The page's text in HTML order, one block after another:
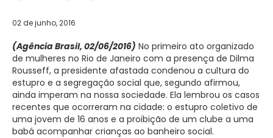
02 de junho, 2016
(Agência Brasil, 02/06/2016) No primeiro ato organizado
de mulheres no Rio de Janeiro com a presença de Dilma
Rousseff, a presidente afastada condenou a cultura do
estupro e a segregação social que, segundo afirmou,
ainda imperam na nossa sociedade. Ela lembrou os casos
recentes que ocorreram na cidade: o estupro coletivo de
uma jovem de 16 anos e a proibição de um clube a uma
babá acompanhar crianças ao banheiro social.